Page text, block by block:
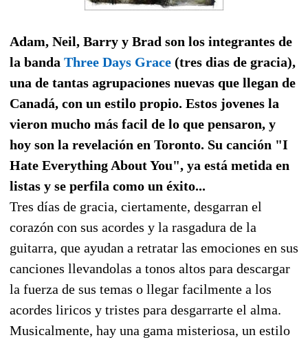
Adam, Neil, Barry y Brad son los integrantes de
la banda Three Days Grace (tres dias de gracia),
una de tantas agrupaciones nuevas que llegan de
Canadá, con un estilo propio. Estos jovenes la
vieron mucho más facil de lo que pensaron, y
hoy son la revelación en Toronto. Su canción "I
Hate Everything About You", ya está metida en
listas y se perfila como un éxito...
Tres días de gracia, ciertamente, desgarran el
corazón con sus acordes y la rasgadura de la
guitarra, que ayudan a retratar las emociones en sus
canciones llevandolas a tonos altos para descargar
la fuerza de sus temas o llegar facilmente a los
acordes liricos y tristes para desgarrarte el alma.
Musicalmente, hay una gama misteriosa, un estilo